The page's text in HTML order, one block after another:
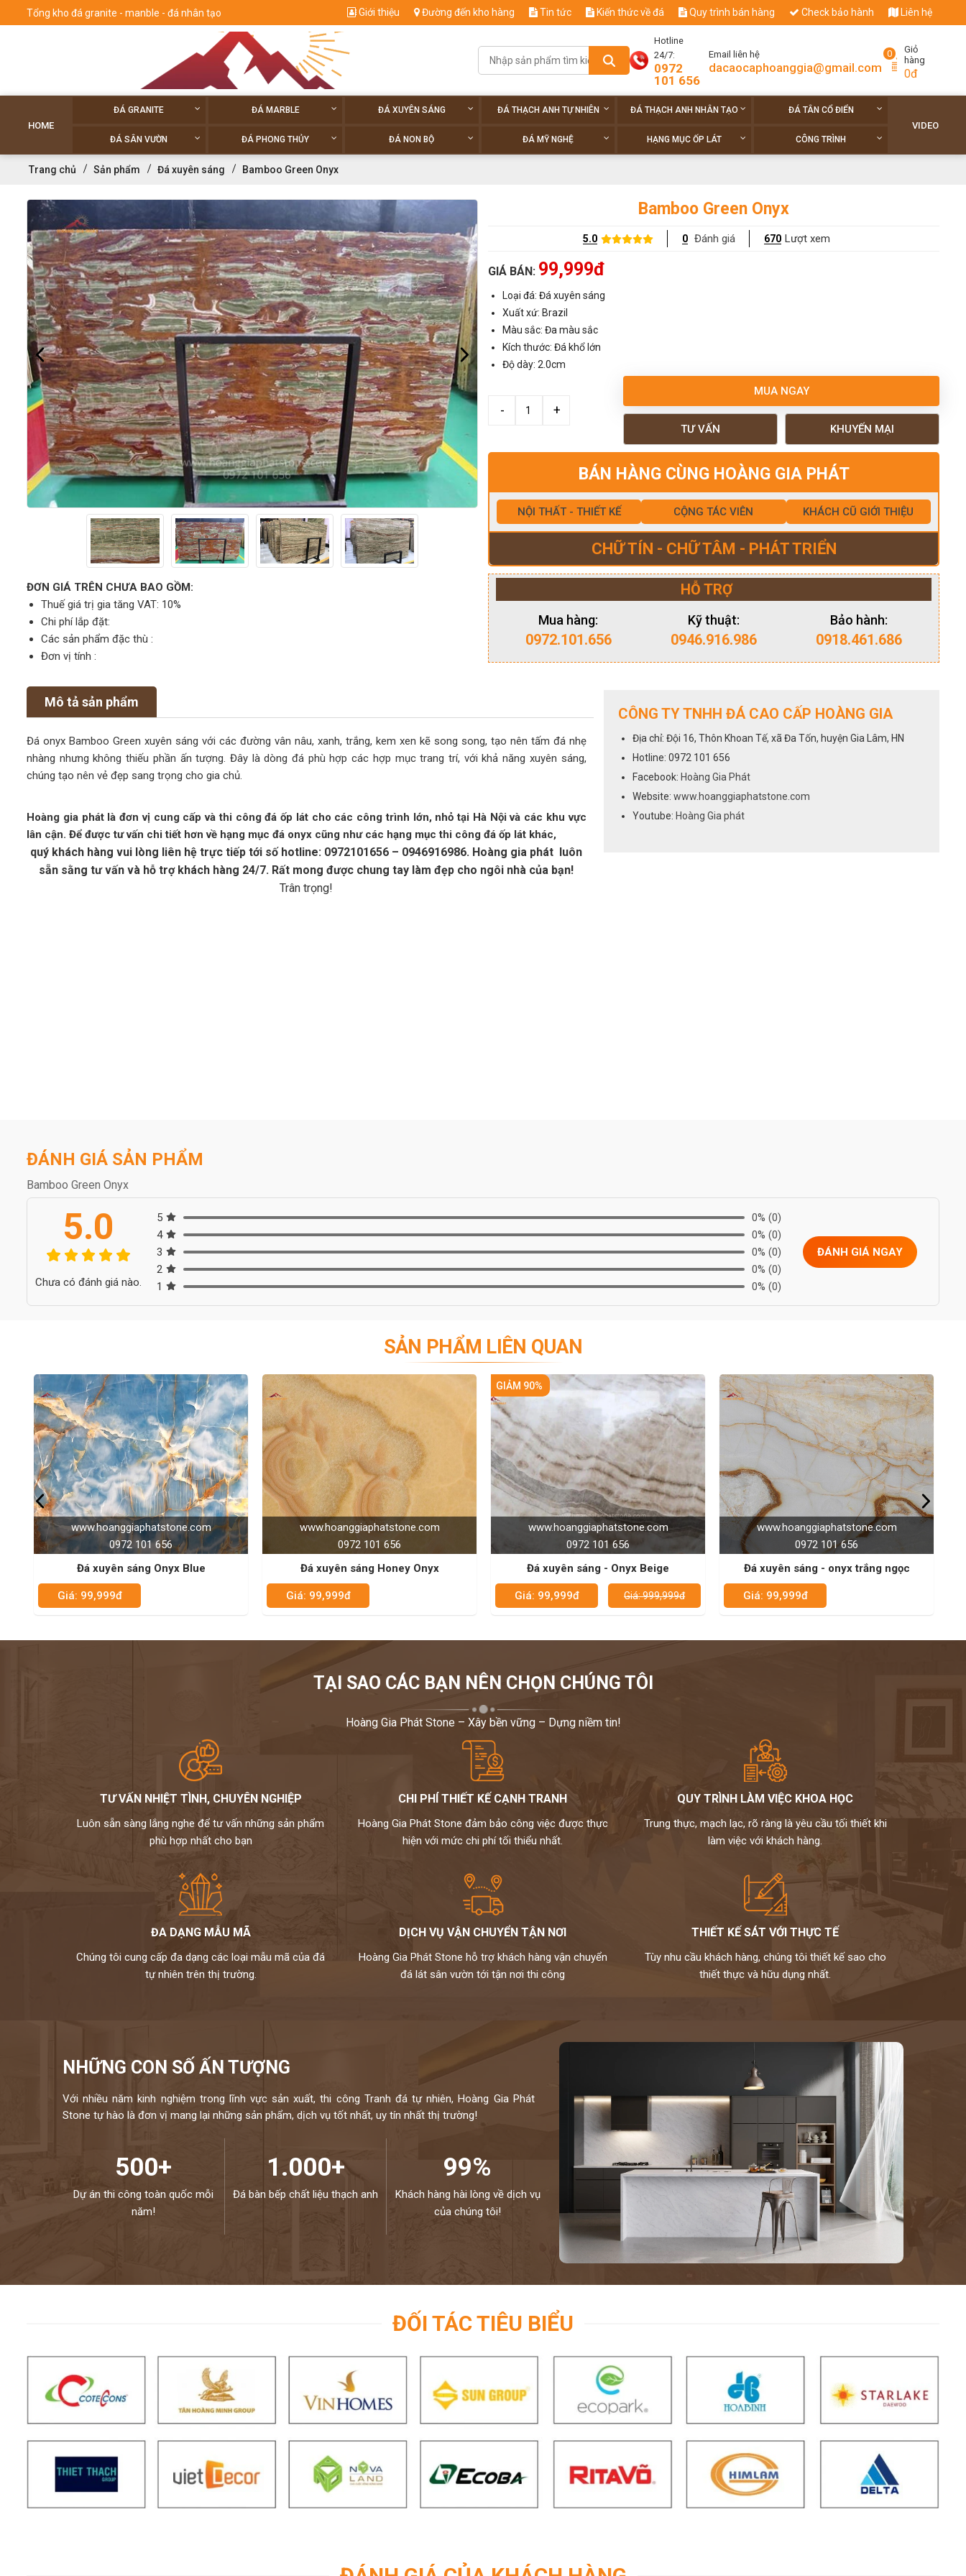
Tổng kho đá granite - manble - đá nhân tạo Giới thiệu Đường đến kho hàng Tin tức Kiến thức về đá Quy trình bán hàng Check bảo hành Liên hệ
Hotline
24/7:
0972
101 656
Email liên hệ
dacaocaphoanggia@gmail.com
0
Giỏ
hàng
0đ
HOME
ĐÁ GRANITE ĐÁ MARBLE ĐÁ XUYÊN SÁNG ĐÁ THẠCH ANH TỰ NHIÊN ĐÁ THẠCH ANH NHÂN TẠO ĐÁ TÂN CỔ ĐIỂN
ĐÁ SÂN VƯỜN ĐÁ PHONG THỦY ĐÁ NON BỘ ĐÁ MỸ NGHỆ HẠNG MỤC ỐP LÁT CÔNG TRÌNH
VIDEO
Trang chủ Sản phẩm Đá xuyên sáng Bamboo Green Onyx
ĐƠN GIÁ TRÊN CHƯA BAO GỒM:
Thuế giá trị gia tăng VAT: 10%
Chi phí lắp đặt:
Các sản phẩm đặc thù :
Đơn vị tính :
Bamboo Green Onyx
5.0 0 Đánh giá 670 Lượt xem
GIÁ BÁN: 99,999đ
Loại đá: Đá xuyên sáng
Xuất xứ: Brazil
Màu sắc: Đa màu sắc
Kích thước: Đá khổ lớn
Độ dày: 2.0cm
MUA NGAY
TƯ VẤN KHUYẾN MẠI
BÁN HÀNG CÙNG HOÀNG GIA PHÁT
NỘI THẤT - THIẾT KẾ CỘNG TÁC VIÊN KHÁCH CŨ GIỚI THIỆU
CHỮ TÍN - CHỮ TÂM - PHÁT TRIỂN
HỖ TRỢ
Mua hàng:
0972.101.656
Kỹ thuật:
0946.916.986
Bảo hành:
0918.461.686
Mô tả sản phẩm
Đá onyx Bamboo Green xuyên sáng với các đường vân nâu, xanh, trắng, kem xen kẽ song song, tạo nên tấm đá nhẹ
nhàng nhưng không thiếu phần ấn tượng. Đây là dòng đá phù hợp các hợp mục trang trí, với khả năng xuyên sáng,
chúng tạo nên vẻ đẹp sang trọng cho gia chủ.
Hoàng gia phát là đơn vị cung cấp và thi công đá ốp lát cho các công trình lớn, nhỏ tại Hà Nội và các khu vực
lân cận. Để được tư vấn chi tiết hơn về hạng mục đá onyx cũng như các hạng mục thi công đá ốp lát khác,
quý khách hàng vui lòng liên hệ trực tiếp tới số hotline: 0972101656 – 0946916986. Hoàng gia phát luôn
sẵn sằng tư vấn và hỗ trợ khách hàng 24/7. Rất mong được chung tay làm đẹp cho ngôi nhà của bạn!
Trân trọng!
CÔNG TY TNHH ĐÁ CAO CẤP HOÀNG GIA
Địa chỉ: Đội 16, Thôn Khoan Tế, xã Đa Tốn, huyện Gia Lâm, HN
Hotline: 0972 101 656
Facebook: Hoàng Gia Phát
Website: www.hoanggiaphatstone.com
Youtube: Hoàng Gia phát
ĐÁNH GIÁ SẢN PHẨM
Bamboo Green Onyx
5.0
Chưa có đánh giá nào.
5 0% (0)
4
0% (0)
3
0% (0)
2
0% (0)
1
0% (0)
ĐÁNH GIÁ NGAY
SẢN PHẨM LIÊN QUAN
www.hoanggiaphatstone.com
0972 101 656
Đá xuyên sáng Honey Onyx
Giá: 99,999đ
www.hoanggiaphatstone.com
0972 101 656
GIẢM 90%
Đá xuyên sáng - Onyx Beige
Giá: 99,999đ
www.hoanggiaphatstone.com
0972 101 656
Đá xuyên sáng - onyx trắng ngọc
Giá: 99,999đ
www.hoanggiaphatstone.com
0972 101 656
Pure White Onyx
Giá: 99,999đ
TẠI SAO CÁC BẠN NÊN CHỌN CHÚNG TÔI
Hoàng Gia Phát Stone – Xây bền vững – Dựng niềm tin!
TƯ VẤN NHIỆT TÌNH, CHUYÊN NGHIỆP
Luôn sẵn sàng lắng nghe để tư vấn những sản phẩm
phù hợp nhất cho bạn
CHI PHÍ THIẾT KẾ CẠNH TRANH
Hoàng Gia Phát Stone đảm bảo công việc được thực
hiện với mức chi phí tối thiểu nhất.
QUY TRÌNH LÀM VIỆC KHOA HỌC
Trung thực, mạch lạc, rõ ràng là yêu cầu tối thiết khi
làm việc với khách hàng.
ĐA DẠNG MẪU MÃ
Chúng tôi cung cấp đa dạng các loại mẫu mã của đá
tự nhiên trên thị trường.
DỊCH VỤ VẬN CHUYỂN TẬN NƠI
Hoàng Gia Phát Stone hỗ trợ khách hàng vận chuyển
đá lát sân vườn tới tận nơi thi công
THIẾT KẾ SÁT VỚI THỰC TẾ
Tùy nhu cầu khách hàng, chúng tôi thiết kế sao cho
thiết thực và hữu dụng nhất.
NHỮNG CON SỐ ẤN TƯỢNG
Với nhiều năm kinh nghiệm trong lĩnh vực sản xuất, thi công Tranh đá tự nhiên, Hoàng Gia Phát
Stone tự hào là đơn vị mang lại những sản phẩm, dịch vụ tốt nhất, uy tín nhất thị trường!
500+
Dự án thi công toàn quốc mỗi
năm!
1.000+
Đá bàn bếp chất liệu thạch anh
99%
Khách hàng hài lòng về dịch vụ
của chúng tôi!
ĐỐI TÁC TIÊU BIỂU